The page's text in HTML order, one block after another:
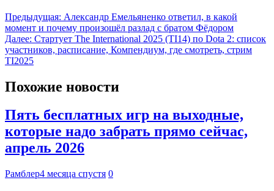
Предыдущая: Александр Емельяненко ответил, в какой
момент и почему произошёл разлад с братом Фёдором
Далее: Стартует The International 2025 (TI14) по Dota 2: список
участников, расписание, Компендиум, где смотреть, стрим
TI2025
Похожие новости
Пять бесплатных игр на выходные,
которые надо забрать прямо сейчас,
апрель 2026
Рамблер4 месяца спустя 0